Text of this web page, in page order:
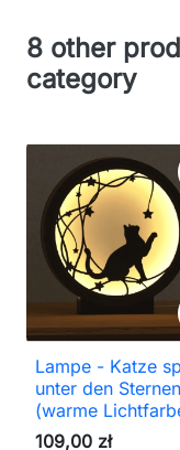
8 other
category
Lampe - Katze
unter den Sternen
(warme
109,00 zł